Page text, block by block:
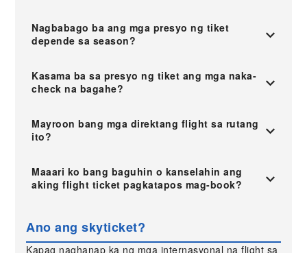
Nagbabago ba ang mga presyo ng tiket
depende sa season?
Kasama ba sa presyo ng tiket ang mga naka-
check na bagahe?
Mayroon bang mga direktang flight sa rutang
ito?
Maaari ko bang baguhin o kanselahin ang
aking flight ticket pagkatapos mag-book?
Ano ang skyticket?
Kapag naghanap ka ng mga internasyonal na flight sa